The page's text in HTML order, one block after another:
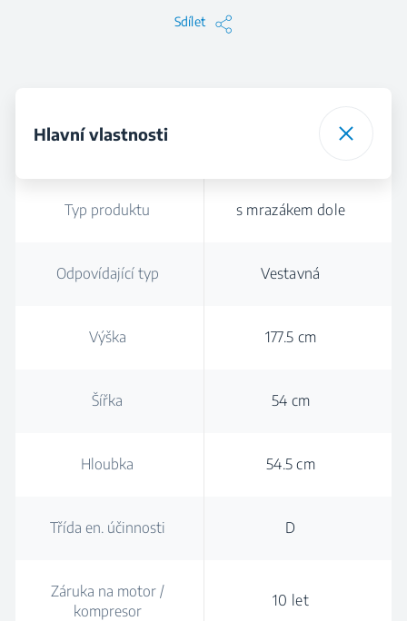
Sdílet
Hlavní vlastnosti
Typ produktu s mrazákem dole
Odpovídající typ Vestavná
Výška 177.5 cm
Šířka 54 cm
Hloubka 54.5 cm
Třída en. účinnosti D
Záruka na motor /
kompresor
10 let